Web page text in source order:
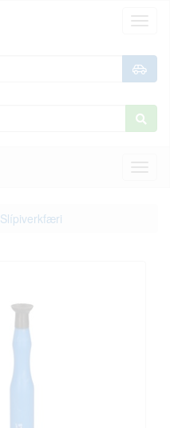
Slípiverkfæri